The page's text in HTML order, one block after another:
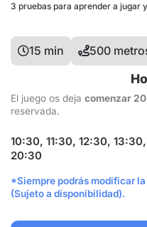
3 pruebas para aprender a jugar
15 min 500
El juego os deja comenzar
reservada.
10:30, 11:30, 12:30,
20:30
*Siempre podrás modificar
(Sujeto a disponibilidad).